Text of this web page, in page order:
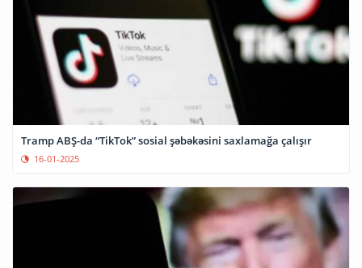
Tramp ABŞ-da “TikTok” sosial şəbəkəsini saxlamağa çalışır
16-01-2025